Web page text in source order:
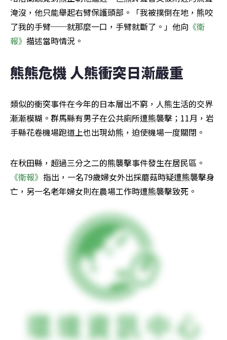
淹沒，他只能舉起右臂保護頭部。「我被撲倒在地，熊咬
了我的手臂──就那麼一口，手臂就斷了。」他向 《衛
報》描述當時情況。
熊熊危機 人熊衝突日漸嚴重
類似的衝突事件在今年的日本層出不窮，人熊生活的交界
漸漸模糊。群馬縣有男子在公共廁所遭熊襲擊；11月，岩
手縣花卷機場跑道上也出現幼熊，迫使機場一度關閉。
在秋田縣，超過三分之二的熊襲擊事件發生在居民區。
《衛報》 指出，一名79歲婦女外出採蘑菇時疑遭熊襲擊身
亡，另一名老年婦女則在農場工作時遭熊襲擊致死。